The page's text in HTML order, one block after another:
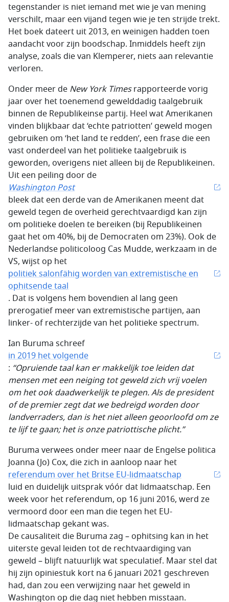
tegenstander is niet iemand met wie je van mening
verschilt, maar een vijand tegen wie je ten strijde trekt.
Het boek dateert uit 2013, en weinigen hadden toen
aandacht voor zijn boodschap. Inmiddels heeft zijn
analyse, zoals die van Klemperer, niets aan relevantie
verloren.
Onder meer de New York Timesrapporteerde vorig
jaar over het toenemend gewelddadig taalgebruik
binnen de Republikeinse partij. Heel wat Amerikanen
vinden blijkbaar dat ‘echte patriotten’ geweld mogen
gebruiken om ‘het land te redden’, een frase die een
vast onderdeel van het politieke taalgebruik is
geworden, overigens niet alleen bij de Republikeinen.
Uit een peiling door de
Washington Post
bleek dat een derde van de Amerikanen meent dat
geweld tegen de overheid gerechtvaardigd kan zijn
om politieke doelen te bereiken (bij Republikeinen
gaat het om 40%, bij de Democraten om 23%). Ook de
Nederlandse politicoloog Cas Mudde, werkzaam in de
VS, wijst op het
politiek salonfähig worden van extremistische en
ophitsende taal
. Dat is volgens hem bovendien al lang geen
prerogatief meer van extremistische partijen, aan
linker- of rechterzijde van het politieke spectrum.
Ian Buruma schreef
in 2019 het volgende
: “Opruiende taal kan er makkelijk toe leiden dat
mensen met een neiging tot geweld zich vrij voelen
om het ook daadwerkelijk te plegen. Als de president
of de premier zegt dat we bedreigd worden door
landverraders, dan is het niet alleen geoorloofd om ze
te lijf te gaan; het is onze patriottische plicht.”
Buruma verwees onder meer naar de Engelse politica
Joanna (Jo) Cox, die zich in aanloop naar het
referendum over het Britse EU-lidmaatschap
luid en duidelijk uitsprak vóór dat lidmaatschap. Een
week voor het referendum, op 16 juni 2016, werd ze
vermoord door een man die tegen het EU-
lidmaatschap gekant was.
De causaliteit die Buruma zag – ophitsing kan in het
uiterste geval leiden tot de rechtvaardiging van
geweld – blijft natuurlijk wat speculatief. Maar stel dat
hij zijn opiniestuk kort na 6 januari 2021 geschreven
had, dan zou een verwijzing naar het geweld in
Washington op die dag niet hebben misstaan.